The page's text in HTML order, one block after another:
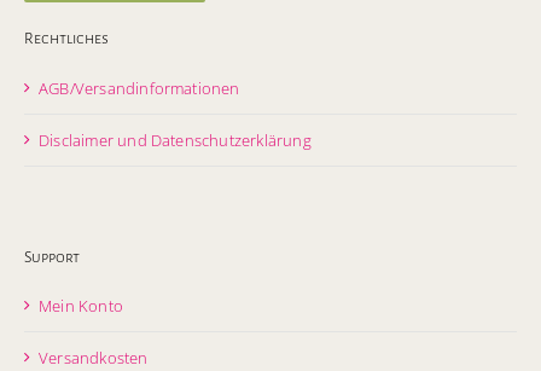
Rechtliches
AGB/Versandinformationen
Disclaimer und Datenschutzerklärung
Support
Mein Konto
Versandkosten